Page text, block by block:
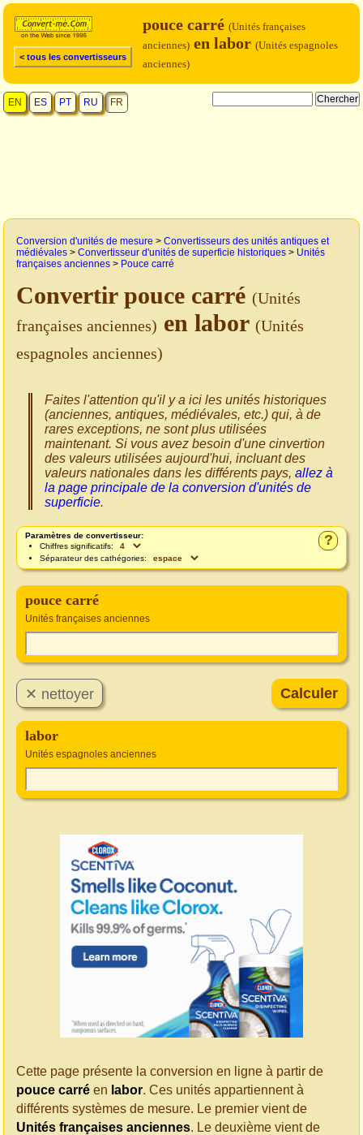
< tous les convertisseurs
pouce carré (Unités françaises
anciennes) en labor (Unités espagnoles
anciennes)
EN ES PT RU FR
Conversion d'unités de mesure > Convertisseurs des unités antiques et
médiévales > Convertisseur d'unités de superficie historiques > Unités
françaises anciennes > Pouce carré
Convertir pouce carré (Unités
françaises anciennes) en labor (Unités
espagnoles anciennes)
Faites l'attention qu'il y a ici les unités historiques
(anciennes, antiques, médiévales, etc.) qui, à de
rares exceptions, ne sont plus utilisées
maintenant. Si vous avez besoin d'une cinvertion
des valeurs utilisées aujourd'hui, incluant des
valeurs nationales dans les différents pays, allez à
la page principale de la conversion d'unités de
superficie.
?
Paramètres de convertisseur:
Chiffres significatifs:
Séparateur des cathégories:
pouce carré
Unités françaises anciennes
labor
Unités espagnoles anciennes
Cette page présente la conversion en ligne à partir de
pouce carré en labor. Ces unités appartiennent à
différents systèmes de mesure. Le premier vient de
Unités françaises anciennes. Le deuxième vient de